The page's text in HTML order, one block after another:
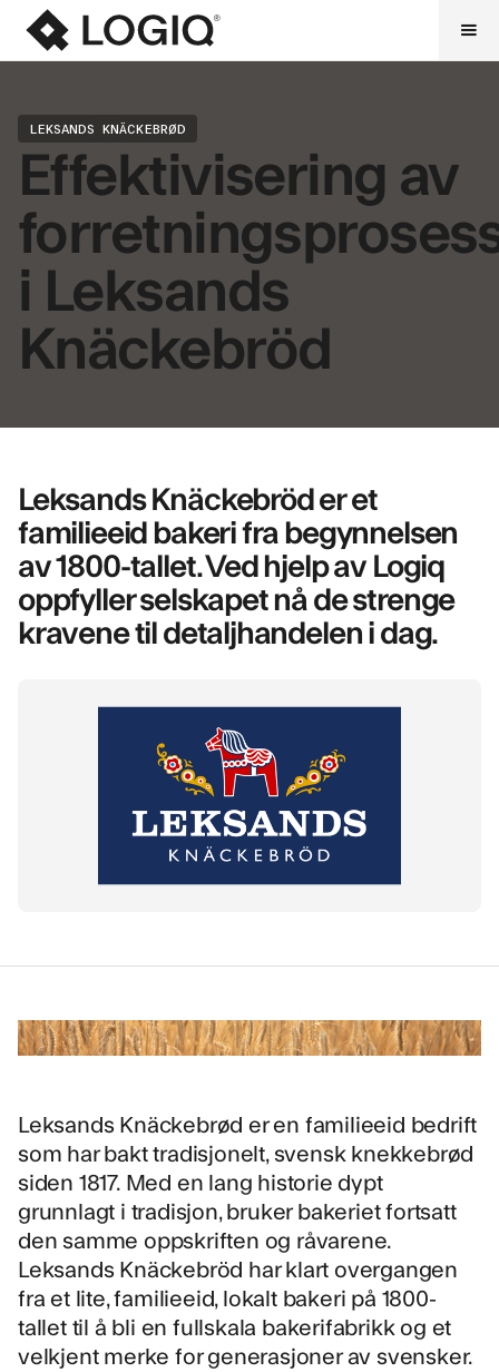
LEKSANDS KNÄCKEBRØD
Effektivisering av
i Leksands
Knäckebröd
Leksands Knäckebröd er et
familieeid bakeri fra begynnelsen
av 1800-tallet. Ved hjelp av Logiq
oppfyller selskapet nå de strenge
kravene til detaljhandelen i dag.
Leksands Knäckebrød er en familieeid bedrift
som har bakt tradisjonelt, svensk knekkebrød
siden 1817. Med en lang historie dypt
grunnlagt i tradisjon, bruker bakeriet fortsatt
den samme oppskriften og råvarene.
Leksands Knäckebröd har klart overgangen
fra et lite, familieeid, lokalt bakeri på 1800-
tallet til å bli en fullskala bakerifabrikk og et
velkjent merke for generasjoner av svensker.